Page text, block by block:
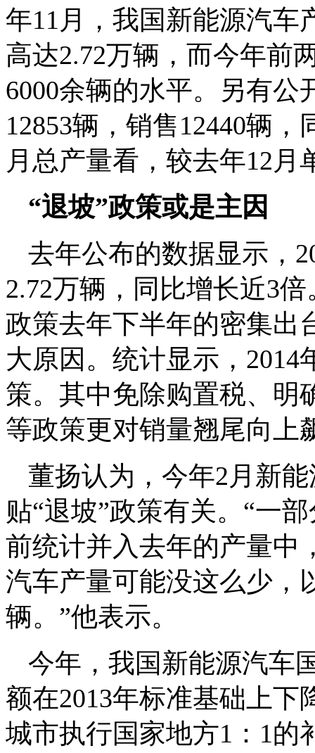
年11月，我国新能源汽车
高达2.72万辆，而今年前
6000余辆的水平。另有公
12853辆，销售12440辆
月总产量看，较去年12
“退坡”政策或是主因
去年公布的数据显示，
2.72万辆，同比增长近3
政策去年下半年的密集出
大原因。统计显示，2014
策。其中免除购置税、明
等政策更对销量翘尾向上
董扬认为，今年2月新
贴“退坡”政策有关。“一
前统计并入去年的产量中
汽车产量可能没这么少，
辆。”他表示。
今年，我国新能源汽车
额在2013年标准基础上下
城市执行国家地方1：1的